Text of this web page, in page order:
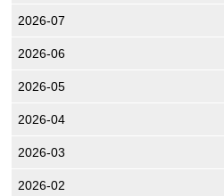
2026-07
2026-06
2026-05
2026-04
2026-03
2026-02